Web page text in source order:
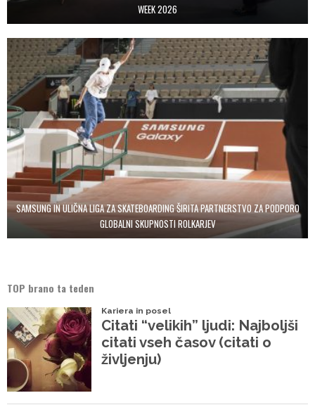
WEEK 2026
SAMSUNG IN ULIČNA LIGA ZA SKATEBOARDING ŠIRITA PARTNERSTVO ZA PODPORO
GLOBALNI SKUPNOSTI ROLKARJEV
TOP brano ta teden